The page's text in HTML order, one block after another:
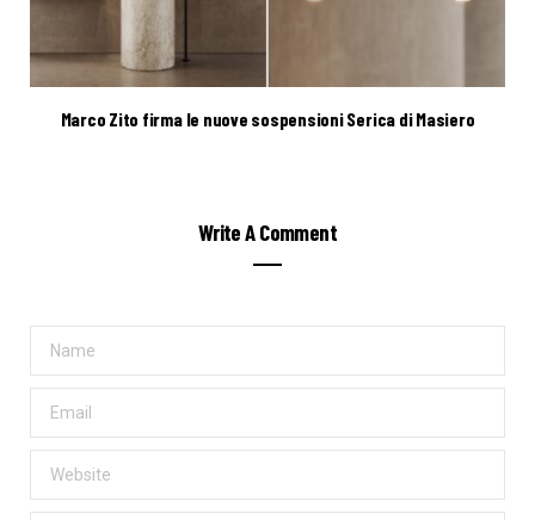
Marco Zito firma le nuove sospensioni Serica di Masiero
Write A Comment